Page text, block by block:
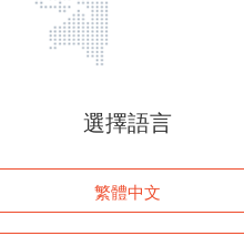
頁面無法顯示
登入
選擇語言
繁體中文